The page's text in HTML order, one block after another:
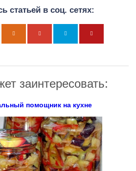
статьей в соц. сетях:
заинтересовать:
помощник на кухне